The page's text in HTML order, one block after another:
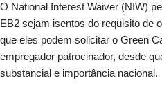
O National Interest Waiver (NIW)
EB2 sejam isentos do requisito de
que eles podem solicitar o Green
empregador patrocinador, desde
substancial e importância nacional.